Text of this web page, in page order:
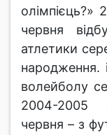
олімпієць?»
червня
атлетики
волейболу
2004-2005
червня – з